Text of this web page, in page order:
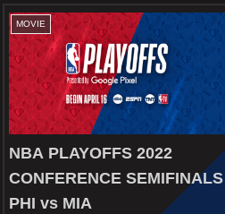
MOVIE
NBA PLAYOFFS 2022
CONFERENCE SEMIFINALS
PHI vs MIA